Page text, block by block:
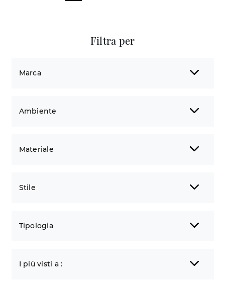
Filtra per
Marca
Ambiente
Materiale
Stile
Tipologia
I più visti a :